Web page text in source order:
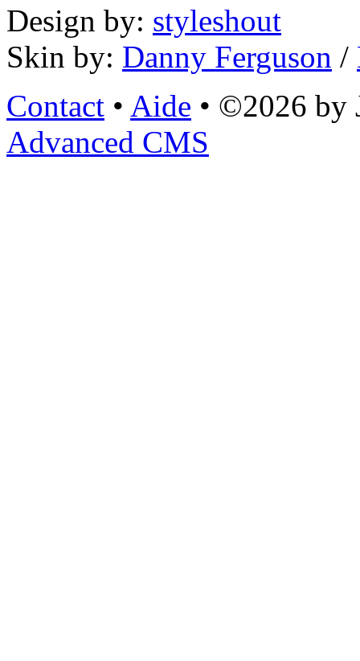
Design by: styleshout
Skin by: Danny Ferguson /
Contact • Aide • ©2026 by
Advanced CMS